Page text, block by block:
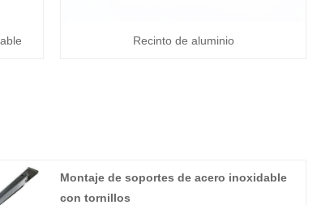
Recinto de aluminio
Montaje de soportes de acero inoxidable
con tornillos